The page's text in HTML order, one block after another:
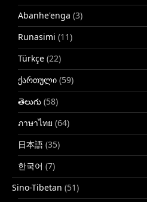
Abanhe'enga (3)
Runasimi (11)
Türkçe (22)
ქართული (59)
తెలుగు (58)
ภาษาไทย (64)
日本語 (35)
한국어 (7)
Sino-Tibetan (51)